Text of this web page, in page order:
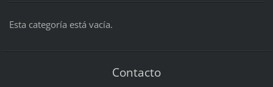
Esta categoría está vacía.
Contacto